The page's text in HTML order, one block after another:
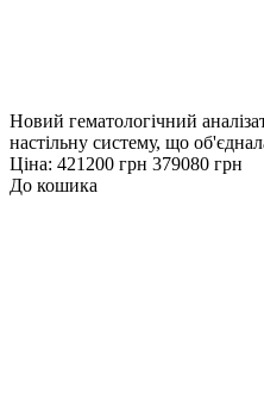
Новий гематологічний
настільну систему, що
Ціна: 421200 грн 379080 грн
До кошика